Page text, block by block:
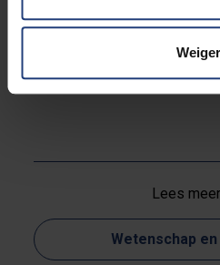
geruststellende tekens. De
winkel is om systemisch
onze economische groei
Lees
Wetenschap